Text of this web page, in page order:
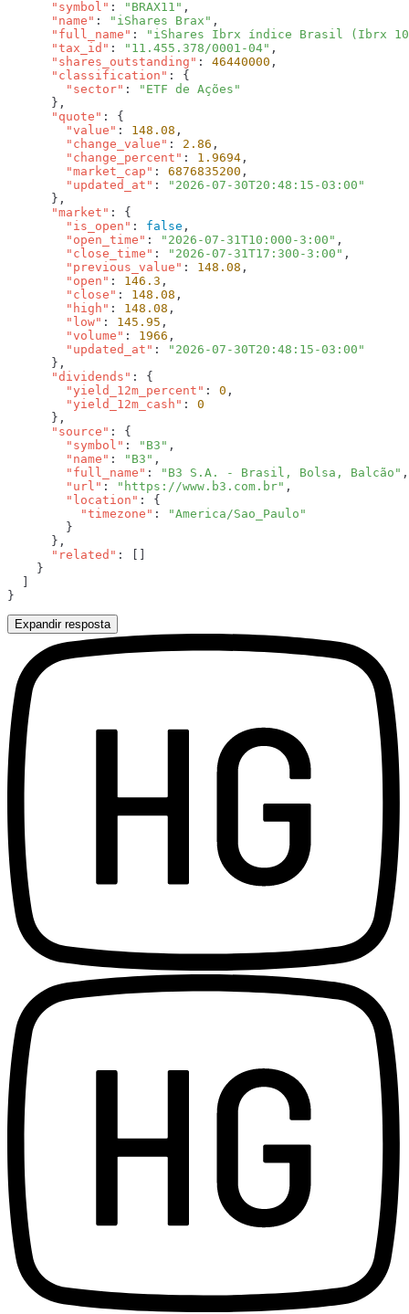
      "symbol"
: "BRAX11"
      "name"
: "iShares Brax"
      "full_name"
:
"iShares Ibrx índice Brasil (Ibrx
      "tax_id"
: "11.455.378/0001-04"
      "shares_outstanding"
: 46440000
      "classification"
        "sector"
:
      "quote"
        "value"
: 148.08
        "change_value"
: 2.86
        "change_percent"
: 1.9694
        "market_cap"
: 6876835200
        "updated_at"
:
      "market"
        "is_open"
: false
        "open_time"
: "2026-07-31T10:000-3:00"
        "close_time"
: "2026-07-31T17:300-3:00"
        "previous_value"
: 148.08
        "open"
: 146.3
        "close"
: 148.08
        "high"
: 148.08
        "low"
: 145.95
        "volume"
: 1966
        "updated_at"
:
      "dividends"
        "yield_12m_percent"
: 0
        "yield_12m_cash"
:
      "source"
        "symbol"
: "B3"
        "name"
: "B3"
        "full_name"
:
"B3 S.A. - Brasil, Bolsa, Balcão"
        "url"
: "https://www.b3.com.br"
        "location"
          "timezone"
:
      "related"
Expandir resposta